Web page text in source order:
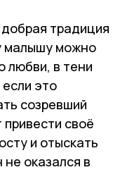
традиция
малышу можно
любви, в тени
это
созревший
своё
и отыскать
оказался в